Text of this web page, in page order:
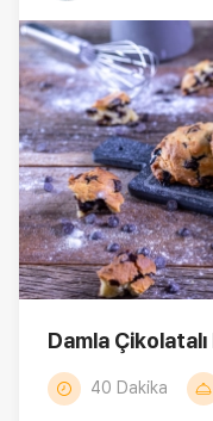
Damla
40 Dakika